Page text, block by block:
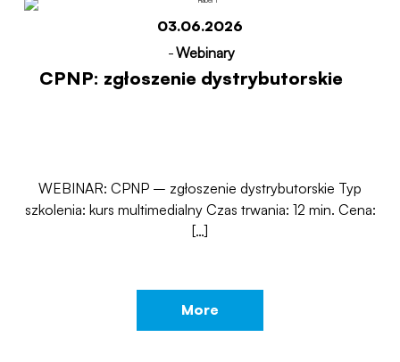
03.06.2026
-Webinary
CPNP: zgłoszenie dystrybutorskie
WEBINAR: CPNP – zgłoszenie dystrybutorskie Typ
szkolenia: kurs multimedialny Czas trwania: 12 min. Cena:
[…]
More